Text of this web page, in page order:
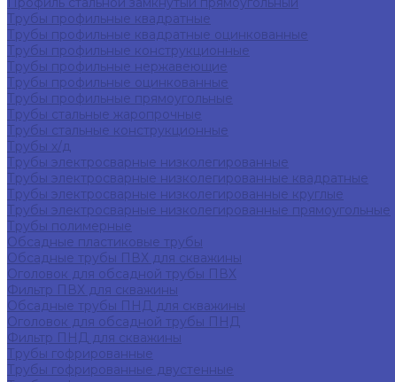
Трубы профильные квадратные
Трубы профильные квадратные оцинкованные
Трубы профильные конструкционные
Трубы профильные нержавеющие
Трубы профильные оцинкованные
Трубы профильные прямоугольные
Трубы стальные жаропрочные
Трубы стальные конструкционные
Трубы х/д
Трубы электросварные низколегированные
Трубы электросварные низколегированные квадратные
Трубы электросварные низколегированные круглые
Трубы электросварные низколегированные прямоугольные
Трубы полимерные
Обсадные пластиковые трубы
Обсадные трубы ПВХ для скважины
Оголовок для обсадной трубы ПВХ
Фильтр ПВХ для скважины
Обсадные трубы ПНД для скважины
Оголовок для обсадной трубы ПНД
Фильтр ПНД для скважины
Трубы гофрированные
Трубы гофрированные двустенные